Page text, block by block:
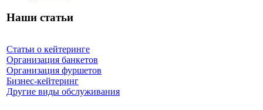
Наши статьи
Статьи о кейтеринге
Организация банкетов
Организация фуршетов
Бизнес-кейтеринг
Другие виды обслуживания